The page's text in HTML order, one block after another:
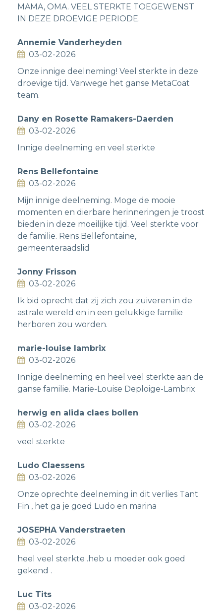
MAMA, OMA. VEEL STERKTE TOEGEWENST
IN DEZE DROEVIGE PERIODE.
Annemie Vanderheyden
03-02-2026
Onze innige deelneming! Veel sterkte in deze
droevige tijd. Vanwege het ganse MetaCoat
team.
Dany en Rosette Ramakers-Daerden
03-02-2026
Innige deelneming en veel sterkte
Rens Bellefontaine
03-02-2026
Mijn innige deelneming. Moge de mooie
momenten en dierbare herinneringen je troost
bieden in deze moeilijke tijd. Veel sterkte voor
de familie. Rens Bellefontaine,
gemeenteraadslid
Jonny Frisson
03-02-2026
Ik bid oprecht dat zij zich zou zuiveren in de
astrale wereld en in een gelukkige familie
herboren zou worden.
marie-louise lambrix
03-02-2026
Innige deelneming en heel veel sterkte aan de
ganse familie. Marie-Louise Deploige-Lambrix
herwig en alida claes bollen
03-02-2026
veel sterkte
Ludo Claessens
03-02-2026
Onze oprechte deelneming in dit verlies Tant
Fin , het ga je goed Ludo en marina
JOSEPHA Vanderstraeten
03-02-2026
heel veel sterkte .heb u moeder ook goed
gekend .
Luc Tits
03-02-2026